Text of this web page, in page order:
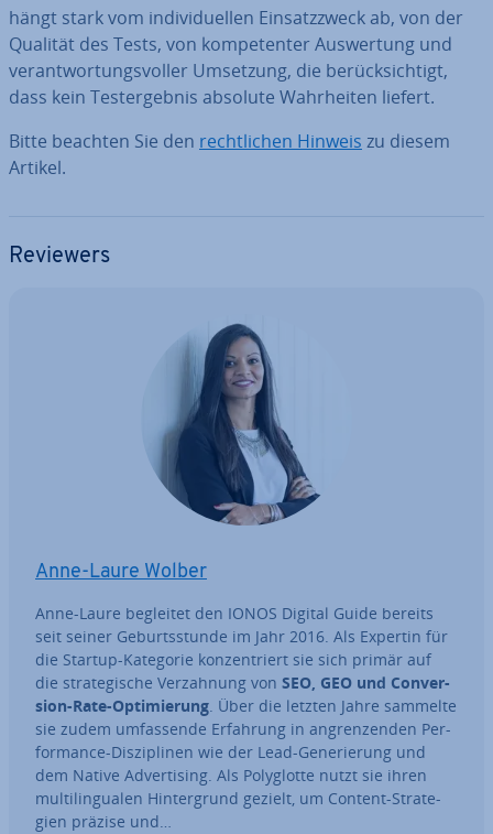
hängt stark vom in­di­vi­du­el­len Ein­satz­zweck ab, von der
Qualität des Tests, von kom­pe­ten­ter Aus­wer­tung und
ver­ant­wor­tungs­vol­ler Umsetzung, die be­rück­sich­tigt,
dass kein Test­ergeb­nis absolute Wahr­hei­ten liefert.
Bitte beachten Sie den recht­li­chen Hinweis zu diesem
Artikel.
Reviewers
Anne-Laure Wolber
Anne-Laure begleitet den IONOS Digital Guide bereits
seit seiner Ge­burts­stun­de im Jahr 2016. Als Expertin für
die Startup-Kategorie kon­zen­triert sie sich primär auf
die stra­te­gi­sche Ver­zah­nung von SEO, GEO und Con­ver­
si­on-Rate-Op­ti­mie­rung. Über die letzten Jahre sammelte
sie zudem um­fas­sen­de Erfahrung in an­gren­zen­den Per­
for­mance-Dis­zi­pli­nen wie der Lead-Ge­ne­rie­rung und
dem Native Ad­ver­ti­sing. Als Po­ly­glot­te nutzt sie ihren
mul­ti­l­in­gua­len Hin­ter­grund gezielt, um Content-Stra­te­
gien präzise und…